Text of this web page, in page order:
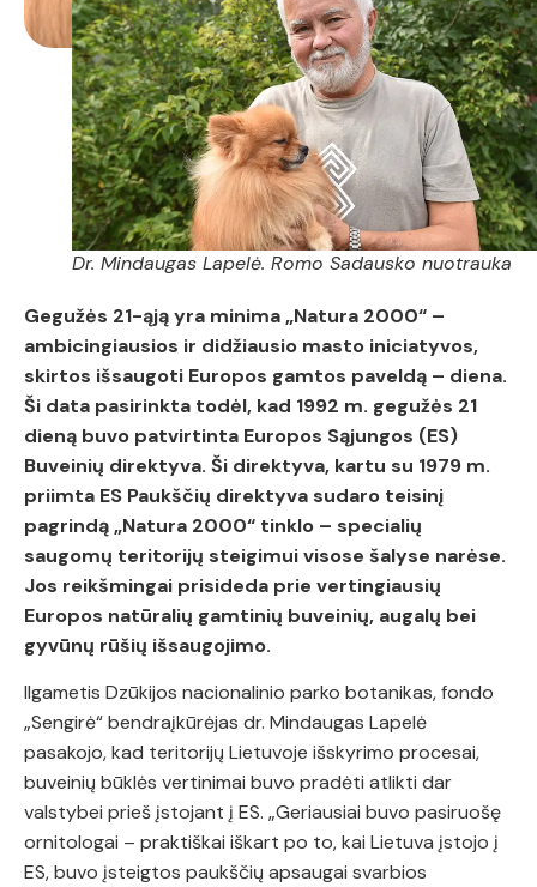
Dr. Mindaugas Lapelė. Romo Sadausko nuotrauka
Gegužės 21-ąją yra minima „Natura 2000“ –
ambicingiausios ir didžiausio masto iniciatyvos,
skirtos išsaugoti Europos gamtos paveldą – diena.
Ši data pasirinkta todėl, kad 1992 m. gegužės 21
dieną buvo patvirtinta Europos Sąjungos (ES)
Buveinių direktyva. Ši direktyva, kartu su 1979 m.
priimta ES Paukščių direktyva sudaro teisinį
pagrindą „Natura 2000“ tinklo – specialių
saugomų teritorijų steigimui visose šalyse narėse.
Jos reikšmingai prisideda prie vertingiausių
Europos natūralių gamtinių buveinių, augalų bei
gyvūnų rūšių išsaugojimo.
Ilgametis Dzūkijos nacionalinio parko botanikas, fondo
„Sengirė“ bendraįkūrėjas dr. Mindaugas Lapelė
pasakojo, kad teritorijų Lietuvoje išskyrimo procesai,
buveinių būklės vertinimai buvo pradėti atlikti dar
valstybei prieš įstojant į ES. „Geriausiai buvo pasiruošę
ornitologai – praktiškai iškart po to, kai Lietuva įstojo į
ES, buvo įsteigtos paukščių apsaugai svarbios